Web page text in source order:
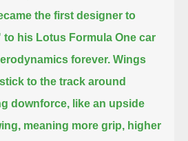
the first designer to
his Lotus Formula One car
forever. Wings
to the track around
downforce, like an upside
meaning more grip, higher